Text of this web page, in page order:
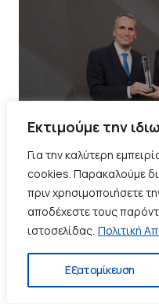
Εκτιμούμε την
Για την καλύτερη
cookies. Παρακαλούμε
πριν χρησιμοποιήσετε
αποδέχεστε τους
ιστοσελίδας. Πολιτική
Εξατομίκευση